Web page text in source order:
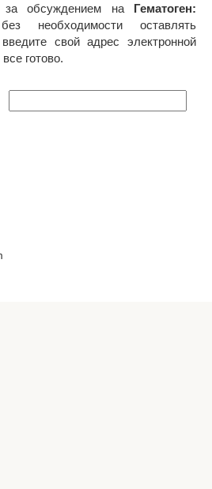
обсуждением на Гематоген:
необходимости оставлять
свой адрес электронной
готово.